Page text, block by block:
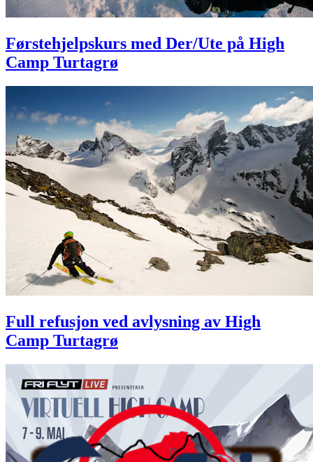
Førstehjelpskurs med Der/Ute på High
Camp Turtagrø
Full refusjon ved avlysning av High
Camp Turtagrø